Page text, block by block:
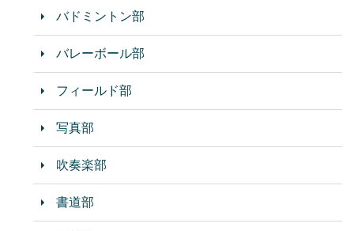
バドミントン部
バレーボール部
フィールド部
写真部
吹奏楽部
書道部